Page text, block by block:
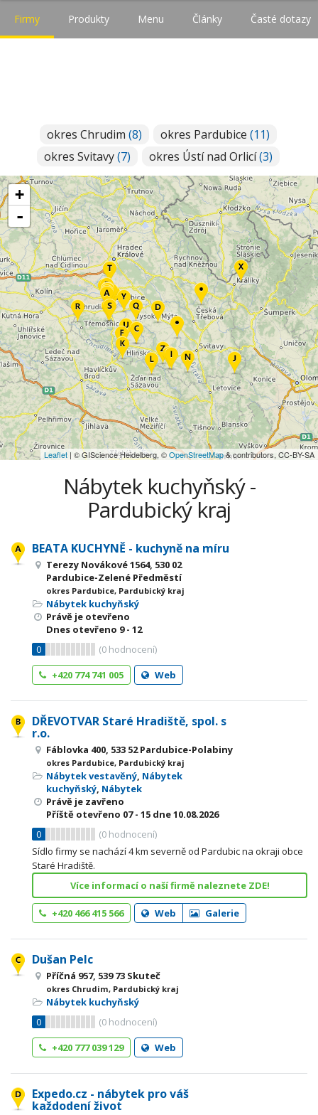
Firmy Produkty Menu Články Časté dotazy
okres Chrudim (8) okres Pardubice (11)
okres Svitavy(7) okres Ústí nad Orlicí(3)
+
-
Leaflet | © GIScience Heidelberg, ©OpenStreetMap& contributors, CC-BY-SA
Nábytek kuchyňský -
Pardubický kraj
BEATA KUCHYNĚ - kuchyně na míru
Terezy Novákové 1564, 530 02
Pardubice-Zelené Předměstí
okres Pardubice, Pardubický kraj
Nábytek kuchyňský
Právě je otevřeno
Dnes otevřeno 9 - 12
0
(0 hodnocení)
+420 774 741 005
Web
DŘEVOTVAR Staré Hradiště, spol. s
r.o.
Fáblovka 400, 533 52 Pardubice-Polabiny
okres Pardubice, Pardubický kraj
Nábytek vestavěný, Nábytek
kuchyňský, Nábytek
Právě je zavřeno
Příště otevřeno 07 - 15 dne 10.08.2026
0
(0 hodnocení)
Sídlo firmy se nachází 4 km severně od Pardubic na okraji obce
Staré Hradiště.
Více informací o naší firmě naleznete ZDE!
+420 466 415 566 Web Galerie
Dušan Pelc
Příčná 957, 539 73 Skuteč
okres Chrudim, Pardubický kraj
Nábytek kuchyňský
0
(0 hodnocení)
+420 777 039 129
Web
Expedo.cz - nábytek pro váš
každodení život